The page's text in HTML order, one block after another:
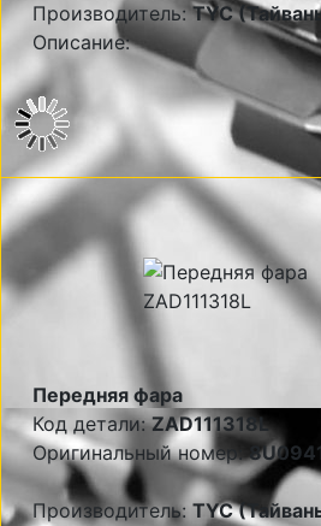
Производитель:TYC
Описание:
Передняя фара
Код детали:ZAD111318L
Оригинальный номер:
Производитель: TYC